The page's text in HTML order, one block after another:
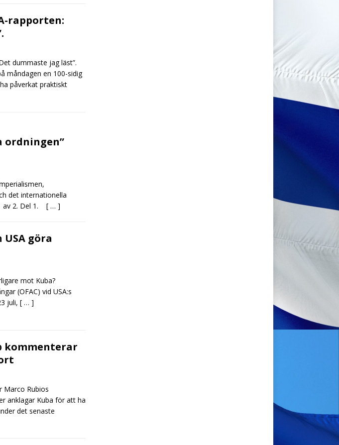
rapporten:
dummaste jag läst”.
måndagen en 100-sidig
påverkat praktiskt
det internationella
av 2. Del 1. [ … ]
göra
mot Kuba?
(OFAC) vid USA:s
juli, [ … ]
kommenterar
Marco Rubios
anklagar Kuba för att ha
det senaste